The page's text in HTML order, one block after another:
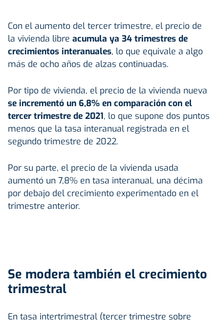
Con el aumento del tercer trimestre, el precio de
la vivienda libre acumula ya 34 trimestres de
crecimientos interanuales, lo que equivale a algo
más de ocho años de alzas continuadas.
Por tipo de vivienda, el precio de la vivienda nueva
se incrementó un 6,8% en comparación con el
tercer trimestre de 2021, lo que supone dos puntos
menos que la tasa interanual registrada en el
segundo trimestre de 2022.
Por su parte, el precio de la vivienda usada
aumentó un 7,8% en tasa interanual, una décima
por debajo del crecimiento experimentado en el
trimestre anterior.
Se modera también el crecimiento
trimestral
En tasa intertrimestral (tercer trimestre sobre